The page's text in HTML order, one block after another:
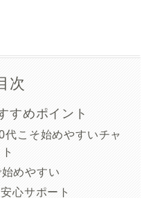
次
すめポイント
代こそ始めやすいチャ
めやすい
心サポート